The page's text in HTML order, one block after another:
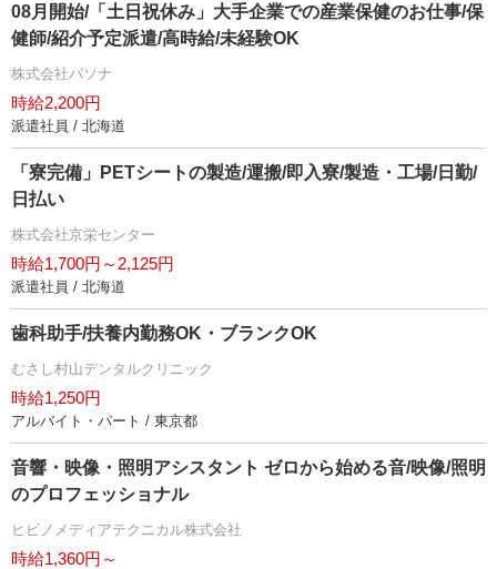
08月開始/「土日祝休み」大手企業での産業保健のお仕事/保
健師/紹介予定派遣/高時給/未経験OK
株式会社パソナ
時給2,200円
派遣社員 / 北海道
「寮完備」PETシートの製造/運搬/即入寮/製造・工場/日勤/
日払い
株式会社京栄センター
時給1,700円～2,125円
派遣社員 / 北海道
歯科助手/扶養内勤務OK・ブランクOK
むさし村山デンタルクリニック
時給1,250円
アルバイト・パート / 東京都
音響・映像・照明アシスタント ゼロから始める音/映像/照明
のプロフェッショナル
ヒビノメディアテクニカル株式会社
時給1,360円～